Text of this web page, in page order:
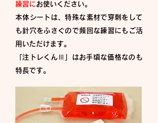
練習にお使いください。
本体シートは、特殊な素材で穿刺をして
も針穴をふさぐので頻回な練習にもご活
用いただけます。
​「注トレくんⅢ」はお手頃な価格なのも
特長です。